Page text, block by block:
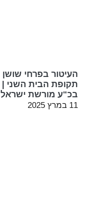
העיטור בפרחי
תקופת הבית השני
בכ"ע מורשת ישראל
11 במרץ 2025